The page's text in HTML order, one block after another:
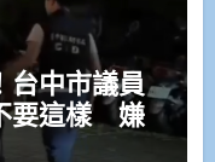
台中市議員
要這樣 嫌